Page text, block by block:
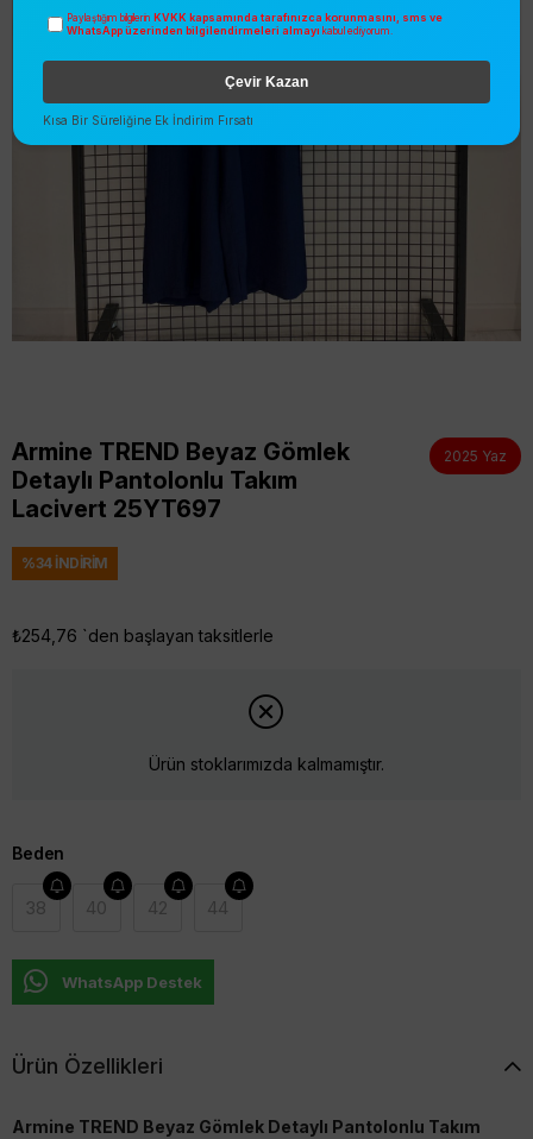
Armine TREND Beyaz Gömlek
Detaylı Pantolonlu Takım
Lacivert 25YT697
2025 Yaz
%34İNDIRIM
₺254,76 `den başlayan taksitlerle
Ürün stoklarımızda kalmamıştır.
Beden
38 40 42 44
WhatsApp Destek
Ürün Özellikleri
Armine TREND Beyaz Gömlek Detaylı Pantolonlu Takım
Paylaştığım bilgilerin KVKK kapsamında tarafınızca korunmasını, sms ve
WhatsApp üzerinden bilgilendirmeleri almayı kabul ediyorum.
Çevir Kazan
Kısa Bir Süreliğine Ek İndirim Fırsatı